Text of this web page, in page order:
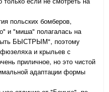
польских бомберов,
и "миша" полагалась на
БЫСТРЫМ", поэтому
и крыльев с
приличное, но это чистой
адаптации формы